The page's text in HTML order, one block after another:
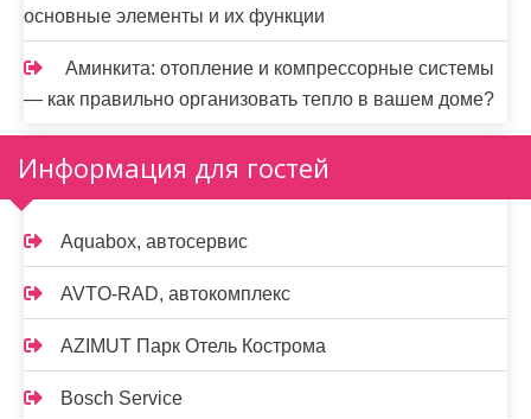
основные элементы и их функции
Аминкита: отопление и компрессорные системы
— как правильно организовать тепло в вашем доме?
Информация для гостей
Aquabox, автосервис
AVTO-RAD, автокомплекс
AZIMUT Парк Отель Кострома
Bosch Service